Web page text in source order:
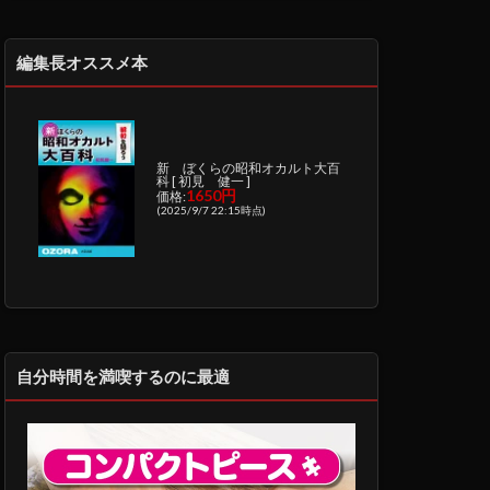
編集長オススメ本
新 ぼくらの昭和オカルト大百
科 [ 初見 健一 ]
価格:1650円
(2025/9/7 22:15時点)
自分時間を満喫するのに最適